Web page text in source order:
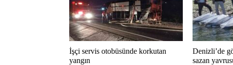
İşçi servis otobüsünde korkutan
yangın
Denizli’de
sazan